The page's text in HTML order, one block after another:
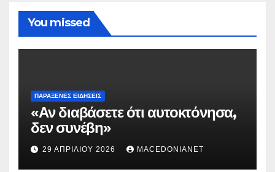
You missed
ΠΑΡΆΞΕΝΕΣ ΕΙΔΉΣΕΙΣ
«Αν διαβάσετε ότι αυτοκτόνησα,
δεν συνέβη»
29 ΑΠΡΙΛΊΟΥ 2026 MACEDONIANET